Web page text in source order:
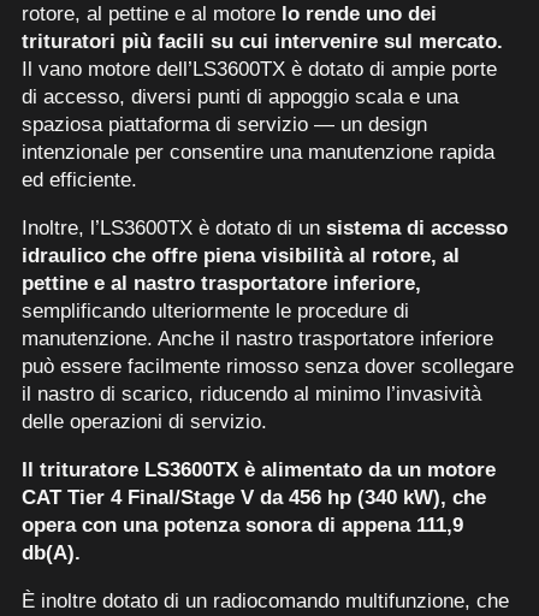
rotore, al pettine e al motore lo rende uno dei
trituratori più facili su cui intervenire sul mercato.
Il vano motore dell’LS3600TX è dotato di ampie porte
di accesso, diversi punti di appoggio scala e una
spaziosa piattaforma di servizio — un design
intenzionale per consentire una manutenzione rapida
ed efficiente.
Inoltre, l’LS3600TX è dotato di unsistema di accesso
idraulico che offre piena visibilità al rotore, al
pettine e al nastro trasportatore inferiore,
semplificando ulteriormente le procedure di
manutenzione. Anche il nastro trasportatore inferiore
può essere facilmente rimosso senza dover scollegare
il nastro di scarico, riducendo al minimo l’invasività
delle operazioni di servizio.
Il trituratore LS3600TX è alimentato da un motore
CAT Tier 4 Final/Stage V da 456 hp (340 kW), che
opera con una potenza sonora di appena 111,9
db(A).
È inoltre dotato di un radiocomando multifunzione, che